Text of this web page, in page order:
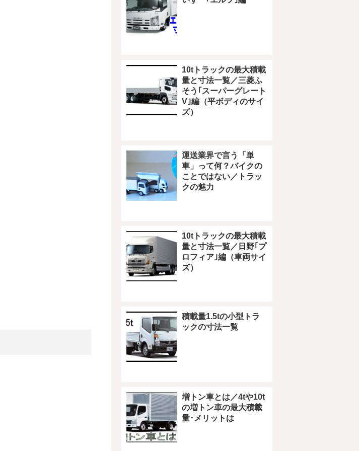
10tトラックの最大積載
量と寸法一覧／三菱ふ
そう｢スーパーグレート
V｣編（平ボディのサイ
ズ）
運送業界で言う「単
車」って何？バイクの
ことではない／トラッ
クの魅力
10tトラックの最大積載
量と寸法一覧／日野｢プ
ロフィア｣編（車両サイ
ズ）
積載量1.5tの小型トラ
ックの寸法一覧
増トン車とは／4tや10t
の増トン車の最大積載
量･メリットは